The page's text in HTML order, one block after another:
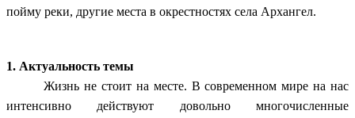
пойму реки, другие места в окрестностях села Архангел.
1. Актуальность темы
Жизнь не стоит на месте. В современном мире на нас
интенсивно действуют довольно многочисленные